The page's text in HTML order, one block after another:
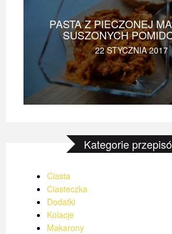
PASTA Z PIECZONEJ
SUSZONYCH
22 STYCZNIA 2017
Kategorie
Ciasta
Ciasteczka
Dodatki
Kolacje
Makarony